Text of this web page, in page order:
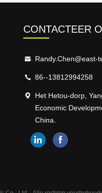
CONTACTEER
Randy.Chen@east-
86--13812994258
Het Hetou-dorp,
Economic
China.